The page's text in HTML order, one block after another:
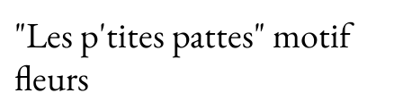
"Les p'tites pattes" motif
fleurs